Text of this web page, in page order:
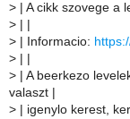
> | A cikk szovege a
>
> | Informacio:
>
> | A beerkezo
valaszt |
> | igenylo kerest,